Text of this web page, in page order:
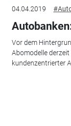
04.04.2019
Vor dem
Abomodelle
kundenzentrierter